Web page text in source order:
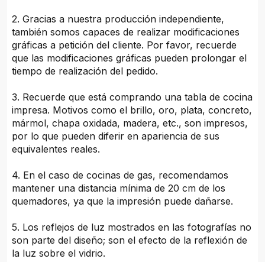
2. Gracias a nuestra producción independiente,
también somos capaces de realizar modificaciones
gráficas a petición del cliente. Por favor, recuerde
que las modificaciones gráficas pueden prolongar el
tiempo de realización del pedido.
3. Recuerde que está comprando una tabla de cocina
impresa. Motivos como el brillo, oro, plata, concreto,
mármol, chapa oxidada, madera, etc., son impresos,
por lo que pueden diferir en apariencia de sus
equivalentes reales.
4. En el caso de cocinas de gas, recomendamos
mantener una distancia mínima de 20 cm de los
quemadores, ya que la impresión puede dañarse.
5. Los reflejos de luz mostrados en las fotografías no
son parte del diseño; son el efecto de la reflexión de
la luz sobre el vidrio.